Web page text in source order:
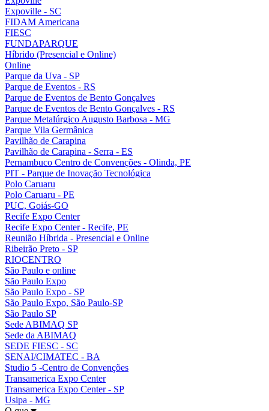
Expoville - SC
FIDAM Americana
FIESC
FUNDAPARQUE
Híbrido (Presencial e Online)
Online
Parque da Uva - SP
Parque de Eventos - RS
Parque de Eventos de Bento Gonçalves
Parque de Eventos de Bento Gonçalves - RS
Parque Metalúrgico Augusto Barbosa - MG
Parque Vila Germânica
Pavilhão de Carapina
Pavilhão de Carapina - Serra - ES
Pernambuco Centro de Convenções - Olinda, PE
PIT - Parque de Inovação Tecnológica
Polo Caruaru
Polo Caruaru - PE
PUC, Goiás-GO
Recife Expo Center
Recife Expo Center - Recife, PE
Reunião Híbrida - Presencial e Online
Ribeirão Preto - SP
RIOCENTRO
São Paulo e online
São Paulo Expo
São Paulo Expo - SP
São Paulo Expo, São Paulo-SP
São Paulo SP
Sede ABIMAQ SP
Sede da ABIMAQ
SEDE FIESC - SC
SENAI/CIMATEC - BA
Studio 5 -Centro de Convenções
Transamerica Expo Center
Transamerica Expo Center - SP
Usipa - MG